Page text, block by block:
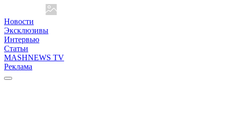
Новости
Эксклюзивы
Интервью
Статьи
MASHNEWS TV
Реклама